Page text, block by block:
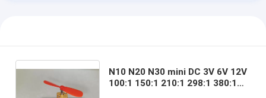
N10 N20 N30 mini DC 3V 6V 12V
100:1 150:1 210:1 298:1 380:1